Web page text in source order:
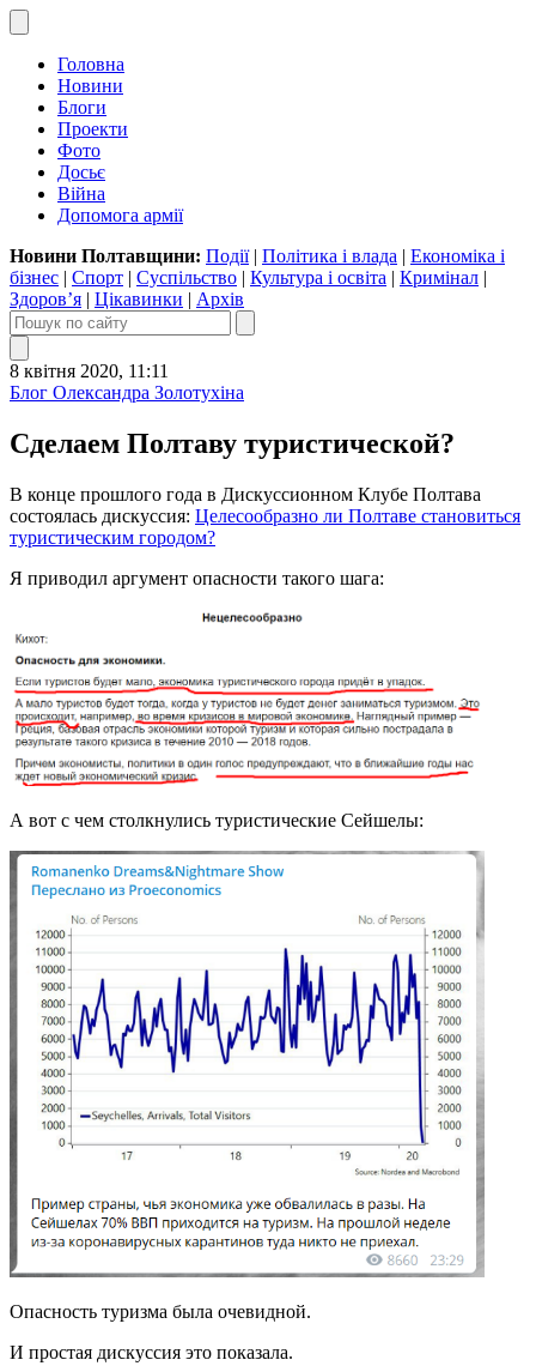
Головна
Новини
Блоги
Проекти
Фото
Досьє
Війна
Допомога армії
Новини Полтавщини: Події| Політика і влада | Економіка і
бізнес | Спорт | Суспільство | Культура і освіта | Кримінал |
Здоров’я | Цікавинки | Архів
8 квітня 2020, 11:11
Блог Олександра Золотухіна
Сделаем Полтаву туристической?
В конце прошлого года в Дискуссионном Клубе Полтава
состоялась дискуссия: Целесообразно ли Полтаве становиться
туристическим городом?
Я приводил аргумент опасности такого шага:
А вот с чем столкнулись туристические Сейшелы:
Опасность туризма была очевидной.
И простая дискуссия это показала.